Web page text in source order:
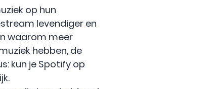
op hun
levendiger en
waarom meer
hebben, de
kun je Spotify op